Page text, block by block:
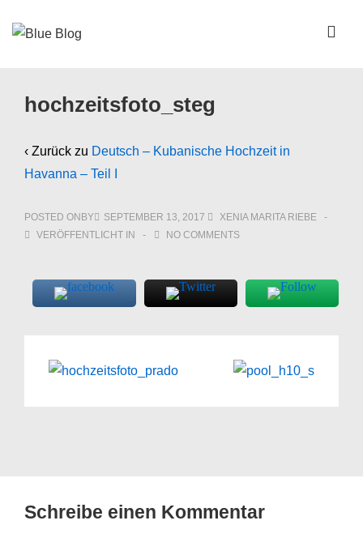
Zum
Navigation
hochzeitsfoto_steg
‹ Zurück zu Deutsch – Kubanische Hochzeit in
Havanna – Teil I
POSTED ONBY SEPTEMBER 13, 2017
XENIA MARITA RIEBE
VERÖFFENTLICHT IN
NO COMMENTS
Schreibe einen Kommentar